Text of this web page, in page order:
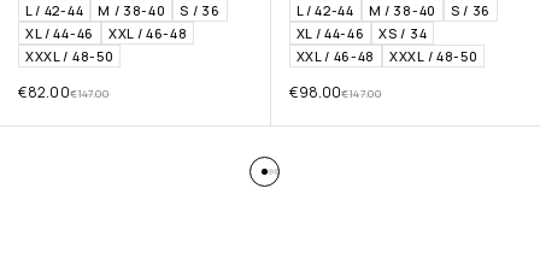
L / 42-44 M / 38-40
S / 36
XL / 44-46
XXL / 46-48
XXXL / 48-50
€147.00
€82.00
L / 42-44 M / 38-40
S / 36
XL / 44-46
XS / 34
XXL / 46-48
XXXL / 48-50
€147.00
€98.00